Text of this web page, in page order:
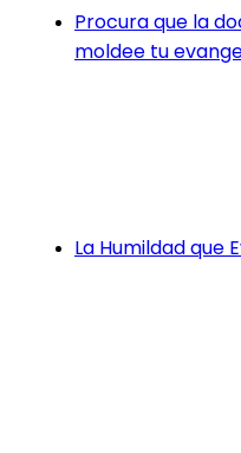
Procura que la
moldee tu
La Humildad que